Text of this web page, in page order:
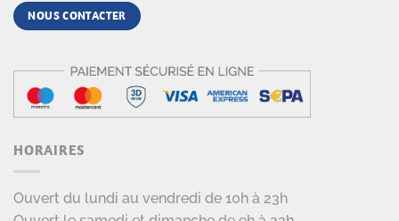
NOUS CONTACTER
HORAIRES
Ouvert du lundi au vendredi de 10h à 23h